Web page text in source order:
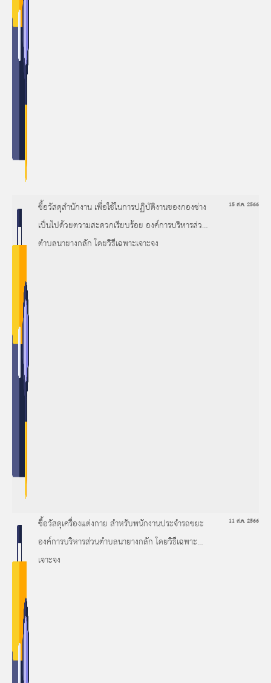
ซื้อวัสดุสำนักงาน เพื่อใช้ในการปฏิบัติงานของกองช่าง
เป็นไปด้วยตวามสะดวกเรียบร้อย องค์การบริหารส่วน
ตำบลนายางกลัก โดยวิธีเฉพาะเจาะจง
15 ส.ค. 2566
ซื้อวัสดุเครื่องแต่งกาย สำหรับพนักงานประจำรถขยะ
องค์การบริหารส่วนตำบลนายางกลัก โดยวิธีเฉพาะ
เจาะจง
11 ส.ค. 2566